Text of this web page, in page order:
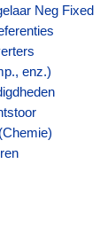
Neg Fixed
enz.)